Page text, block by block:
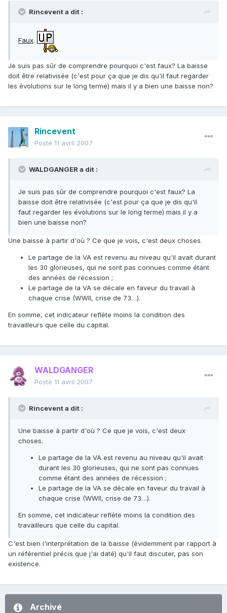
Rincevent a dit :
Faux.
Je suis pas sûr de comprendre pourquoi c'est faux? La baisse
doit être relativisée (c'est pour ça que je dis qu'il faut regarder
les évolutions sur le long terme) mais il y a bien une baisse non?
Rincevent
Posté 11 avril 2007
WALDGANGER a dit :
Je suis pas sûr de comprendre pourquoi c'est faux? La
baisse doit être relativisée (c'est pour ça que je dis qu'il
faut regarder les évolutions sur le long terme) mais il y a
bien une baisse non?
Une baisse à partir d'où ? Ce que je vois, c'est deux choses.
Le partage de la VA est revenu au niveau qu'il avait durant
les 30 glorieuses, qui ne sont pas connues comme étant
des années de récession ;
Le partage de la VA se décale en faveur du travail à
chaque crise (WWII, crise de 73…).
En somme, cet indicateur reflète moins la condition des
travailleurs que celle du capital.
WALDGANGER
Posté 11 avril 2007
Rincevent a dit :
Une baisse à partir d'où ? Ce que je vois, c'est deux
choses.
Le partage de la VA est revenu au niveau qu'il avait
durant les 30 glorieuses, qui ne sont pas connues
comme étant des années de récession ;
Le partage de la VA se décale en faveur du travail à
chaque crise (WWII, crise de 73…).
En somme, cet indicateur reflète moins la condition des
travailleurs que celle du capital.
C'est bien l'interprétation de la baisse (évidemment par rapport à
un référentiel précis que j'ai daté) qu'il faut discuter, pas son
existence.
Archivé